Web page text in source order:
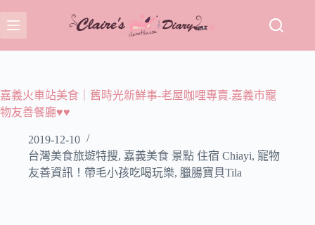
至
主
容
嘉義火車站美食｜舊時光新鮮事-老屋咖哩專賣.嘉義市寵
物友善餐廳♥♥
2019-12-10
台灣美食旅遊特搜, 嘉義美食 景點 住宿 Chiayi, 寵物
友善資訊！帶毛小孩吃喝玩樂, 臘腸寶貝Tila